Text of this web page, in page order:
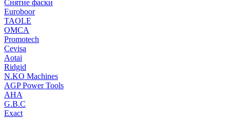
Снятие фаски
Euroboor
TAOLE
OMCA
Promotech
Cevisa
Aotai
Ridgid
N.KO Machines
AGP Power Tools
AHA
G.B.C
Exact